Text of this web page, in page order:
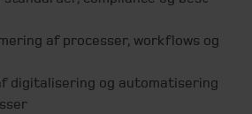
af processer, workflows og
digitalisering og automatisering